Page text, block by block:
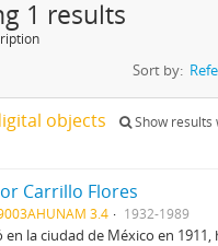
1 results
Sort by:
objects
Show results
Carrillo Flores
3.4 1932-1989
en la ciudad de México en 1911,